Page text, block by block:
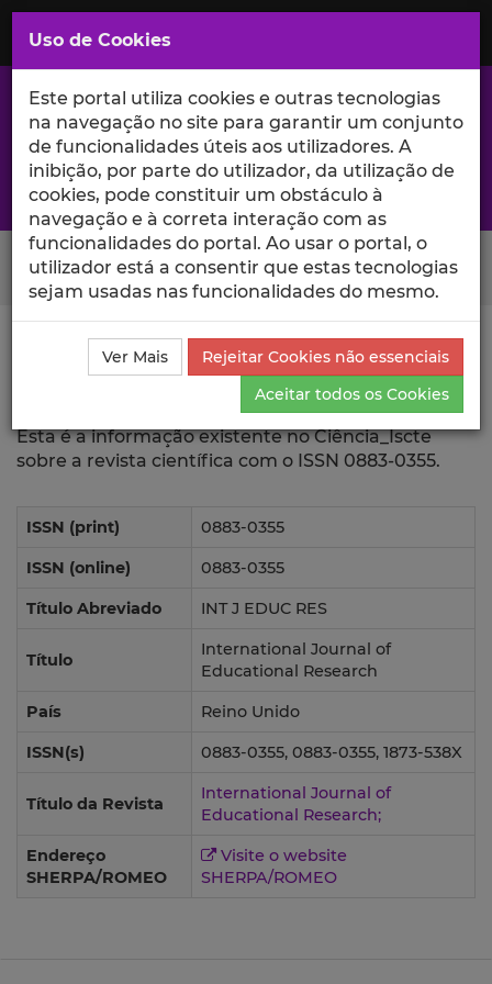
Saltar
para
Conteúdo
Principal
A excelência da investigação e ciência no Iscte
Search Button
Ciência_Iscte Revista Científica
Esta é a informação existente no Ciência_Iscte
sobre a revista científica com o ISSN 0883-0355.
ISSN (print) 0883-0355
ISSN (online) 0883-0355
Título Abreviado INT J EDUC RES
Título
International Journal of
Educational Research
País Reino Unido
ISSN(s) 0883-0355, 0883-0355, 1873-538X
Título da Revista
International Journal of
Educational Research;
Endereço
SHERPA/ROMEO
Visite o website
SHERPA/ROMEO
Uso de Cookies
Este portal utiliza cookies e outras tecnologias
na navegação no site para garantir um conjunto
de funcionalidades úteis aos utilizadores. A
inibição, por parte do utilizador, da utilização de
cookies, pode constituir um obstáculo à
navegação e à correta interação com as
funcionalidades do portal. Ao usar o portal, o
utilizador está a consentir que estas tecnologias
sejam usadas nas funcionalidades do mesmo.
Ver Mais
Rejeitar Cookies não essenciais
Aceitar todos os Cookies